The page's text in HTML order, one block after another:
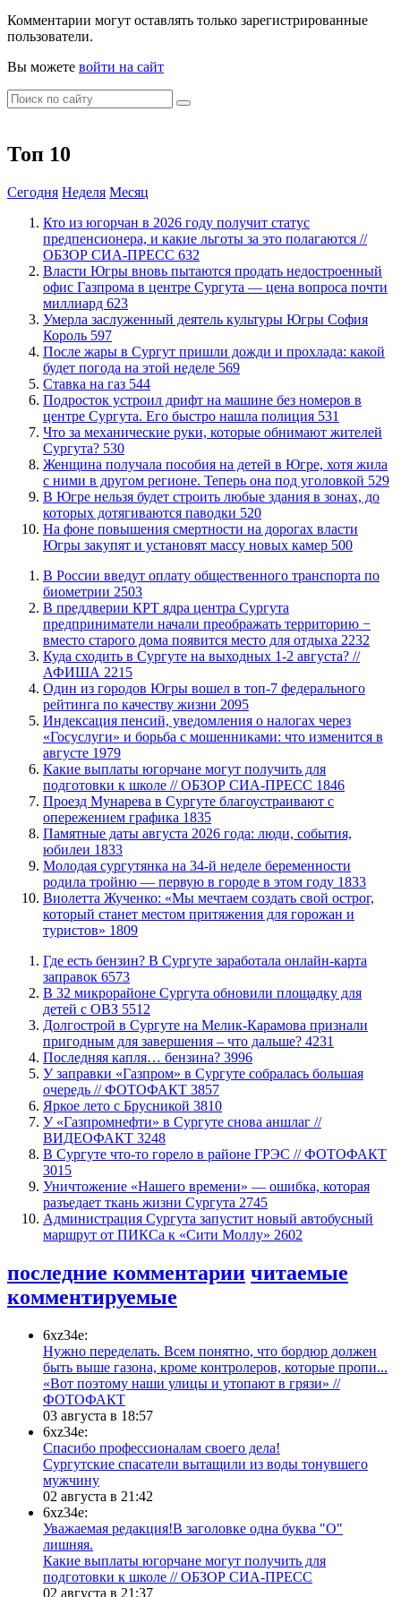
Комментарии могут оставлять только зарегистрированные
пользователи.
Вы можете войти на сайт
Топ 10
Сегодня Неделя Месяц
Кто из югорчан в 2026 году получит статус
предпенсионера, и какие льготы за это полагаются //
ОБЗОР СИА-ПРЕСС 632
Власти Югры вновь пытаются продать недостроенный
офис Газпрома в центре Сургута — цена вопроса почти
миллиард 623
​Умерла заслуженный деятель культуры Югры София
Король 597
​После жары в Сургут пришли дожди и прохлада: какой
будет погода на этой неделе 569
Ставка на газ 544
Подросток устроил дрифт на машине без номеров в
центре Сургута. Его быстро нашла полиция 531
​Что за механические руки, которые обнимают жителей
Сургута? 530
Женщина получала пособия на детей в Югре, хотя жила
с ними в другом регионе. Теперь она под уголовкой 529
В Югре нельзя будет строить любые здания в зонах, до
которых дотягиваются паводки 520
На фоне повышения смертности на дорогах власти
Югры закупят и установят массу новых камер 500
В России введут оплату общественного транспорта по
биометрии 2503
​В преддверии КРТ ядра центра Сургута
предприниматели начали преображать территорию −
вместо старого дома появится место для отдыха 2232
​Куда сходить в Сургуте на выходных 1-2 августа? //
АФИША 2215
Один из городов Югры вошел в топ-7 федерального
рейтинга по качеству жизни 2095
​Индексация пенсий, уведомления о налогах через
«Госуслуги» и борьба с мошенниками: что изменится в
августе 1979
Какие выплаты югорчане могут получить для
подготовки к школе // ОБЗОР СИА-ПРЕСС 1846
​Проезд Мунарева в Сургуте благоустраивают с
опережением графика 1835
​Памятные даты августа 2026 года: люди, события,
юбилеи 1833
Молодая сургутянка на 34-й неделе беременности
родила тройню — первую в городе в этом году 1833
Виолетта Жученко: «Мы мечтаем создать свой острог,
который станет местом притяжения для горожан и
туристов» 1809
​Где есть бензин? В Сургуте заработала онлайн-карта
заправок 6573
В 32 микрорайоне Сургута обновили площадку для
детей с ОВЗ 5512
​Долгострой в Сургуте на Мелик-Карамова признали
пригодным для завершения ‒ что дальше? 4231
​Последняя капля… бензина? 3996
​У заправки «Газпром» в Сургуте собралась большая
очередь // ФОТОФАКТ 3857
Яркое лето с Брусникой 3810
У «Газпромнефти» в Сургуте снова аншлаг //
ВИДЕОФАКТ 3248
​В Сургуте что-то горело в районе ГРЭС // ФОТОФАКТ
3015
​Уничтожение «Нашего времени» — ошибка, которая
разъедает ткань жизни Сургута 2745
​Администрация Сургута запустит новый автобусный
маршрут от ПИКСа к «Сити Моллу» 2602
последние комментарии читаемые
комментируемые
6xz34e:
Нужно переделать. Всем понятно, что бордюр должен
быть выше газона, кроме контролеров, которые пропи...
«Вот поэтому наши улицы и утопают в грязи» //
ФОТОФАКТ
03 августа в 18:57
6xz34e:
Спасибо профессионалам своего дела!
Сургутские спасатели вытащили из воды тонувшего
мужчину
02 августа в 21:42
6xz34e:
Уважаемая редакция!В заголовке одна буква "О"
лишняя.
Какие выплаты югорчане могут получить для
подготовки к школе // ОБЗОР СИА-ПРЕСС
02 августа в 21:37